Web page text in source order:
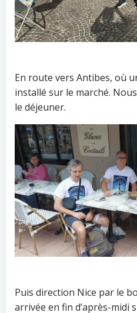
En route vers Antibes, où
installé sur le marché.
le déjeuner.
Puis direction Nice par le
arrivée en fin d’après-midi